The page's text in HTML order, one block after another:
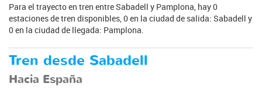
Para el trayecto en tren entre Sabadell y Pamplona, hay 0
estaciones de tren disponibles, 0 en la ciudad de salida: Sabadell y
0 en la ciudad de llegada: Pamplona.
Tren desde Sabadell
Hacia España